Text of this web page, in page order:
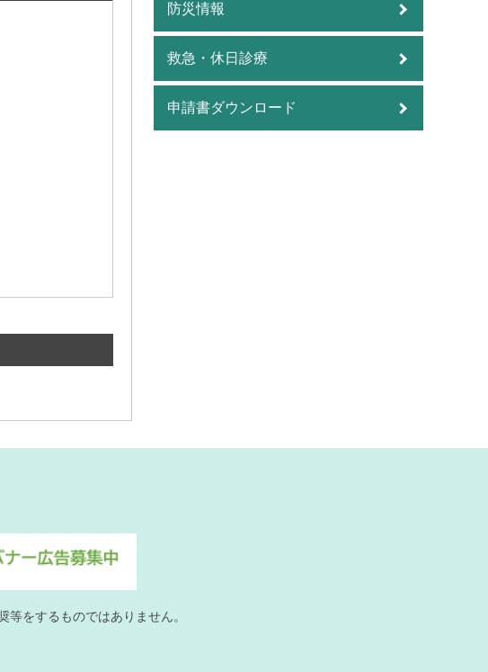
防災情報
救急・休日診療
申請書ダウンロード
をするものではありません。